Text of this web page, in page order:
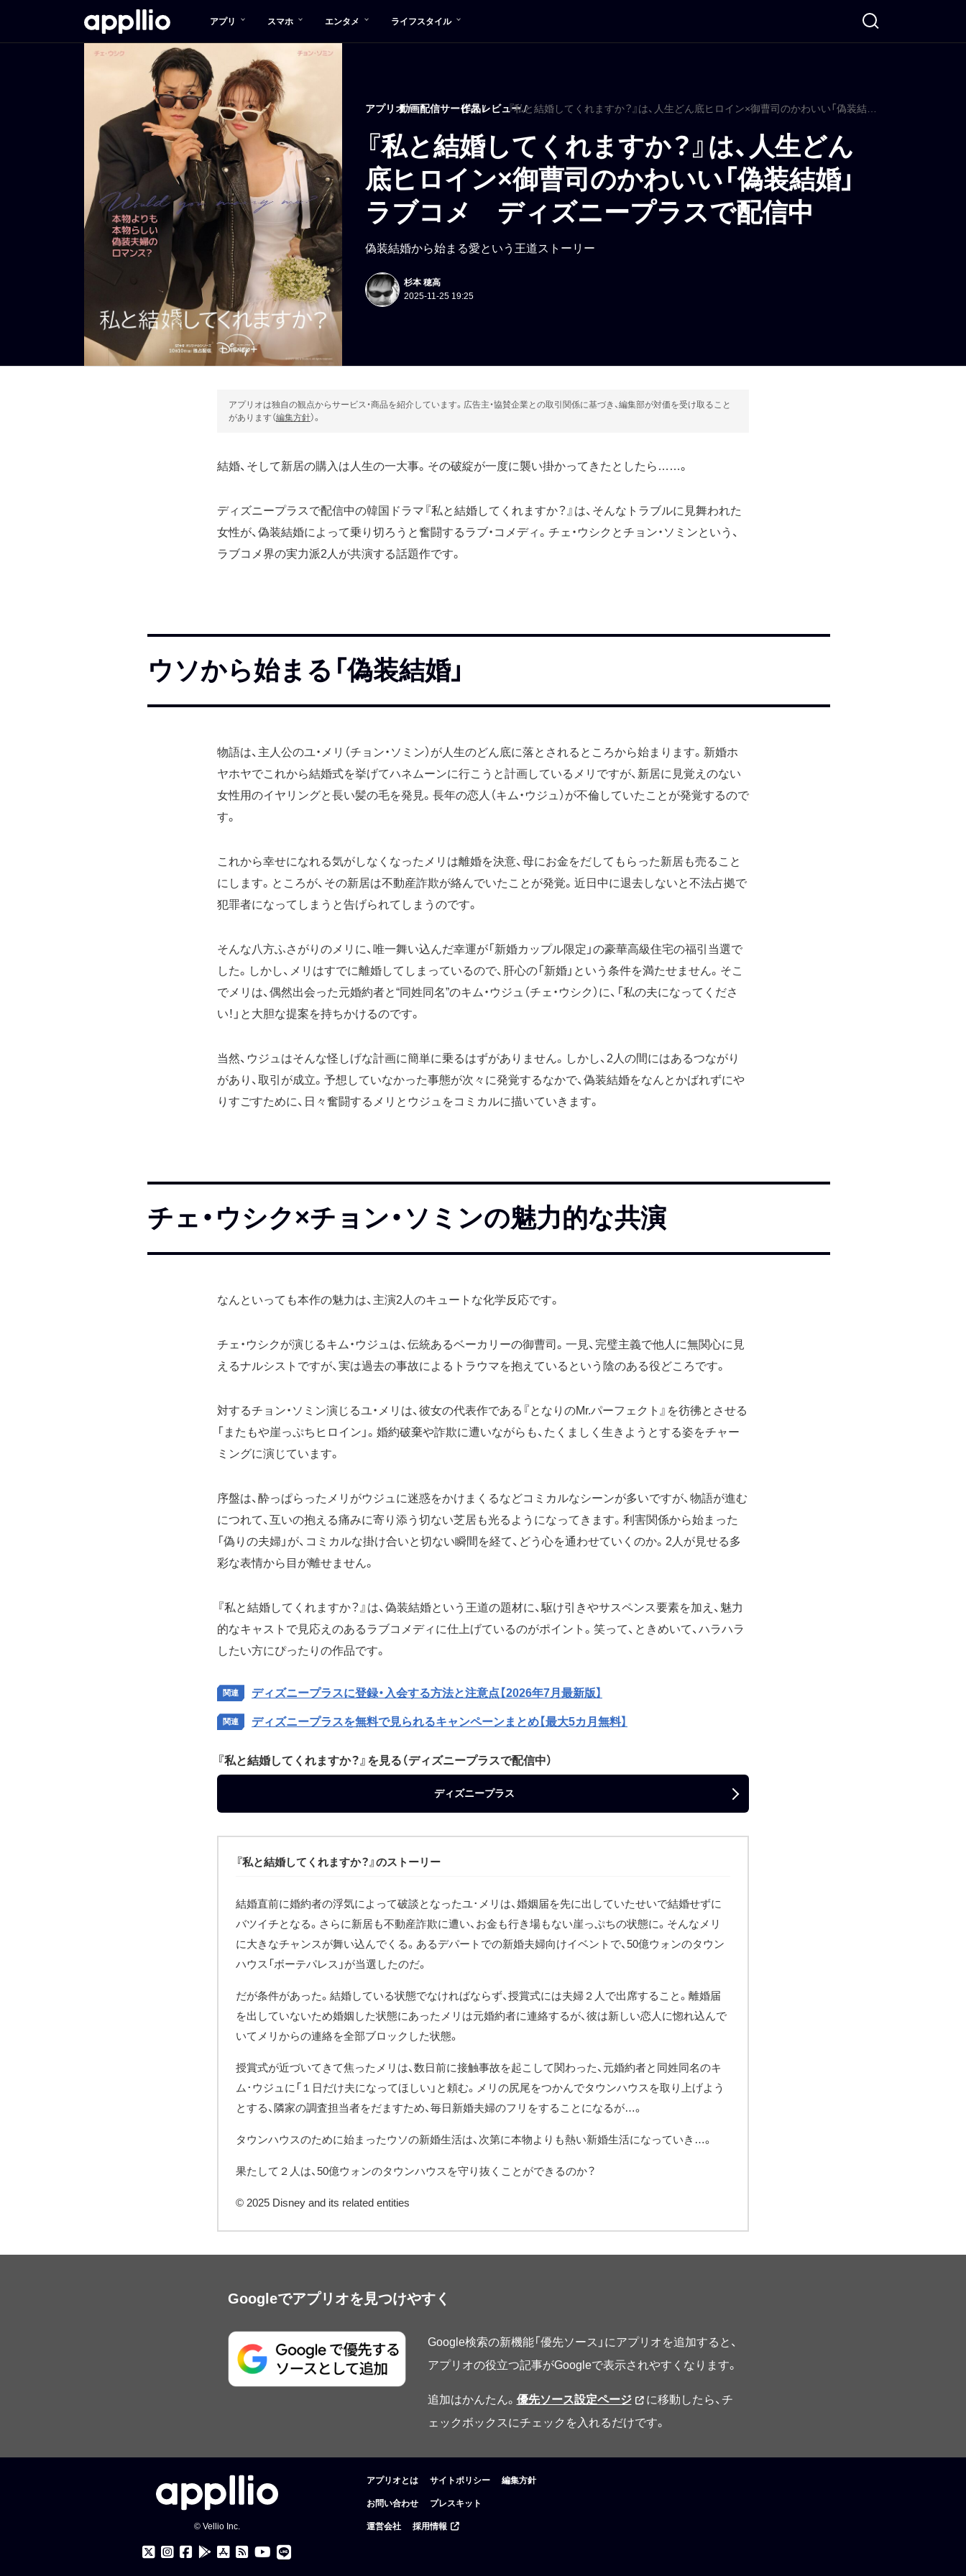
アプリ スマホ エンタメ ライフスタイル
アプリオ動画配信サービス作品レビュー
『私と結婚してくれますか？』は、人生どん
底ヒロイン×御曹司のかわいい「偽装結婚」
ラブコメ ディズニープラスで配信中
偽装結婚から始まる愛という王道ストーリー
杉本 穂高
2025-11-25 19:25
アプリオは独自の観点からサービス・商品を紹介しています。広告主・協賛企業との取引関係に基づき、編集部が対価を受け取ること
があります（編集方針）。
結婚、そして新居の購入は人生の一大事。その破綻が一度に襲い掛かってきたとしたら……。
ディズニープラスで配信中の韓国ドラマ『私と結婚してくれますか？』は、そんなトラブルに見舞われた
女性が、偽装結婚によって乗り切ろうと奮闘するラブ・コメディ。チェ・ウシクとチョン・ソミンという、
ラブコメ界の実力派2人が共演する話題作です。
ウソから始まる「偽装結婚」
物語は、主人公のユ・メリ（チョン・ソミン）が人生のどん底に落とされるところから始まります。新婚ホ
ヤホヤでこれから結婚式を挙げてハネムーンに行こうと計画しているメリですが、新居に見覚えのない
女性用のイヤリングと長い髪の毛を発見。長年の恋人（キム・ウジュ）が不倫していたことが発覚するので
す。
これから幸せになれる気がしなくなったメリは離婚を決意、母にお金をだしてもらった新居も売ること
にします。ところが、その新居は不動産詐欺が絡んでいたことが発覚。近日中に退去しないと不法占拠で
犯罪者になってしまうと告げられてしまうのです。
そんな八方ふさがりのメリに、唯一舞い込んだ幸運が「新婚カップル限定」の豪華高級住宅の福引当選で
した。しかし、メリはすでに離婚してしまっているので、肝心の「新婚」という条件を満たせません。そこ
でメリは、偶然出会った元婚約者と“同姓同名”のキム・ウジュ（チェ・ウシク）に、「私の夫になってくださ
い！」と大胆な提案を持ちかけるのです。
当然、ウジュはそんな怪しげな計画に簡単に乗るはずがありません。しかし、2人の間にはあるつながり
があり、取引が成立。予想していなかった事態が次々に発覚するなかで、偽装結婚をなんとかばれずにや
りすごすために、日々奮闘するメリとウジュをコミカルに描いていきます。
チェ・ウシク×チョン・ソミンの魅力的な共演
なんといっても本作の魅力は、主演2人のキュートな化学反応です。
チェ・ウシクが演じるキム・ウジュは、伝統あるベーカリーの御曹司。一見、完璧主義で他人に無関心に見
えるナルシストですが、実は過去の事故によるトラウマを抱えているという陰のある役どころです。
対するチョン・ソミン演じるユ・メリは、彼女の代表作である『となりのMr.パーフェクト』を彷彿とさせる
「またもや崖っぷちヒロイン」。婚約破棄や詐欺に遭いながらも、たくましく生きようとする姿をチャー
ミングに演じています。
序盤は、酔っぱらったメリがウジュに迷惑をかけまくるなどコミカルなシーンが多いですが、物語が進む
につれて、互いの抱える痛みに寄り添う切ない芝居も光るようになってきます。利害関係から始まった
「偽りの夫婦」が、コミカルな掛け合いと切ない瞬間を経て、どう心を通わせていくのか。2人が見せる多
彩な表情から目が離せません。
『私と結婚してくれますか？』は、偽装結婚という王道の題材に、駆け引きやサスペンス要素を加え、魅力
的なキャストで見応えのあるラブコメディに仕上げているのがポイント。笑って、ときめいて、ハラハラ
したい方にぴったりの作品です。
ディズニープラスに登録・入会する方法と注意点【2026年7月最新版】
ディズニープラスを無料で見られるキャンペーンまとめ【最大5カ月無料】
『私と結婚してくれますか？』を見る（ディズニープラスで配信中）
ディズニープラス
『私と結婚してくれますか？』のストーリー
結婚直前に婚約者の浮気によって破談となったユ･メリは、婚姻届を先に出していたせいで結婚せずに
バツイチとなる。さらに新居も不動産詐欺に遭い、お金も行き場もない崖っぷちの状態に。そんなメリ
に大きなチャンスが舞い込んでくる。あるデパートでの新婚夫婦向けイベントで、50億ウォンのタウン
ハウス「ボーテパレス」が当選したのだ。
だが条件があった。結婚している状態でなければならず、授賞式には夫婦２人で出席すること。離婚届
を出していないため婚姻した状態にあったメリは元婚約者に連絡するが、彼は新しい恋人に惚れ込んで
いてメリからの連絡を全部ブロックした状態。
授賞式が近づいてきて焦ったメリは、数日前に接触事故を起こして関わった、元婚約者と同姓同名のキ
ム･ウジュに「１日だけ夫になってほしい」と頼む。メリの尻尾をつかんでタウンハウスを取り上げよう
とする、隣家の調査担当者をだますため、毎日新婚夫婦のフリをすることになるが…。
タウンハウスのために始まったウソの新婚生活は、次第に本物よりも熱い新婚生活になっていき…。
果たして２人は、50億ウォンのタウンハウスを守り抜くことができるのか？
© 2025 Disney and its related entities
Googleでアプリオを見つけやすく
Google検索の新機能「優先ソース」にアプリオを追加すると、
アプリオの役立つ記事がGoogleで表示されやすくなります。
追加はかんたん。 優先ソース設定ページ
に移動したら、チ
ェックボックスにチェックを入れるだけです。
© Vellio Inc.
アプリオとは サイトポリシー 編集方針
お問い合わせ プレスキット
運営会社 採用情報